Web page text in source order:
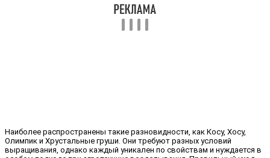
Наиболее распространены такие разновидности, как Косу, Хосу,
Олимпик и Хрустальные груши. Они требуют разных условий
выращивания, однако каждый уникален по свойствам и нуждается в